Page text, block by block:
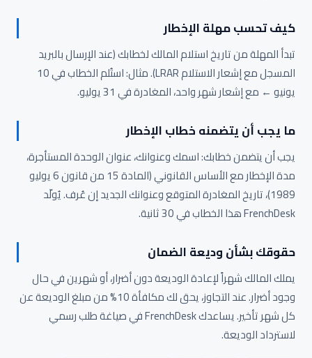
كيف تحسب مهلة الإخطار
تبدأ المهلة من تاريخ استلام المالك لخطابك (عند الإرسال بالبريد
المسجل مع إشعار الاستلام LRAR). مثال: استُلم الخطاب في 10
يونيو ← مع إشعار شهر واحد، المغادرة في 31 يوليو.
ما يجب أن يتضمنه خطاب الإخطار
يجب أن يتضمن خطابك: اسمك وعنوانك، عنوان الوحدة المستأجرة،
مدة الإخطار مع الأساس القانوني (المادة 15 من قانون 6 يوليو
1989)، تاريخ المغادرة المتوقع وعنوانك الجديد إن عُرف. يُولّد
FrenchDesk هذا الخطاب في 30 ثانية.
حقوقك بشأن وديعة الضمان
يملك المالك شهراً لإعادة الوديعة دون أضرار، أو شهرين في حال
وجود أضرار. عند التجاوز، يحق لك مكافأة 10% من مبلغ الوديعة عن
كل شهر تأخير. يساعدك FrenchDesk في صياغة طلب رسمي
لاسترداد الوديعة.